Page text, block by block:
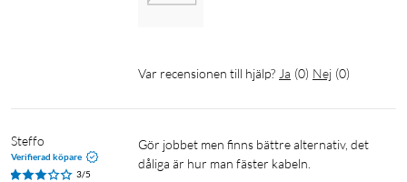
Var recensionen till hjälp? Ja (0) Nej (0)
Steffo
Verifierad köpare
3/5
Gör jobbet men finns bättre alternativ, det
dåliga är hur man fäster kabeln.